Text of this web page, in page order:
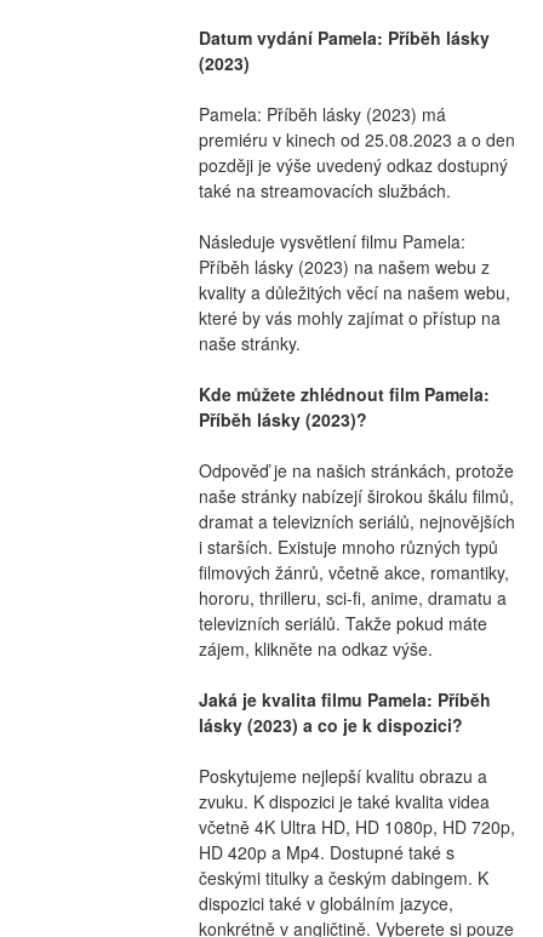
Datum vydání Pamela: Příběh lásky
(2023)
Pamela: Příběh lásky (2023) má
premiéru v kinech od 25.08.2023 a o den
později je výše uvedený odkaz dostupný
také na streamovacích službách.
Následuje vysvětlení filmu Pamela:
Příběh lásky (2023) na našem webu z
kvality a důležitých věcí na našem webu,
které by vás mohly zajímat o přístup na
naše stránky.
Kde můžete zhlédnout film Pamela:
Příběh lásky (2023)?
Odpověď je na našich stránkách, protože
naše stránky nabízejí širokou škálu filmů,
dramat a televizních seriálů, nejnovějších
i starších. Existuje mnoho různých typů
filmových žánrů, včetně akce, romantiky,
hororu, thrilleru, sci-fi, anime, dramatu a
televizních seriálů. Takže pokud máte
zájem, klikněte na odkaz výše.
Jaká je kvalita filmu Pamela: Příběh
lásky (2023) a co je k dispozici?
Poskytujeme nejlepší kvalitu obrazu a
zvuku. K dispozici je také kvalita videa
včetně 4K Ultra HD, HD 1080p, HD 720p,
HD 420p a Mp4. Dostupné také s
českými titulky a českým dabingem. K
dispozici také v globálním jazyce,
konkrétně v angličtině. Vyberete si pouze